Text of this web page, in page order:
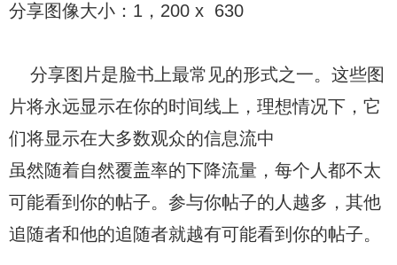
分享图像大小：1，200 x 630
分享图片是脸书上最常见的形式之一。这些图
片将永远显示在你的时间线上，理想情况下，它
们将显示在大多数观众的信息流中
虽然随着自然覆盖率的下降流量，每个人都不太
可能看到你的帖子。参与你帖子的人越多，其他
追随者和他的追随者就越有可能看到你的帖子。